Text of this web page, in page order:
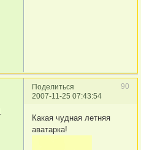
Поделиться
90
2007-11-25 07:43:54
Какая чудная летняя
аватарка!